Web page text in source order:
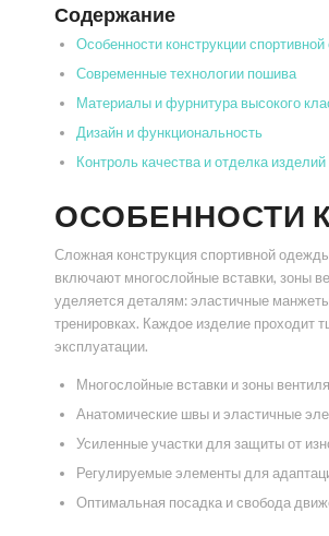
Содержание
Особенности конструкции
Современные технологии пошива
Материалы и фурнитура высокого
Дизайн и функциональность
Контроль качества и отделка изделий
ОСОБЕННОСТИ
Сложная конструкция спортивной
включают многослойные вставки, зоны
уделяется деталям: эластичные
тренировках. Каждое изделие проходит
эксплуатации.
Многослойные вставки и зоны
Анатомические швы и эластичные
Усиленные участки для защиты от
Регулируемые элементы для
Оптимальная посадка и свобода